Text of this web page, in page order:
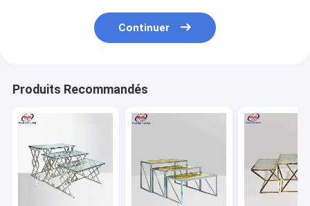
Continuer
Produits Recommandés